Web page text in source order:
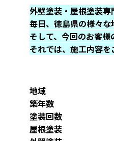
外壁塗装・屋根塗装
毎日、 徳島県の様々
そして、今回のお客様
それでは、施工内容
地域
築年数
塗装回数
屋根塗装